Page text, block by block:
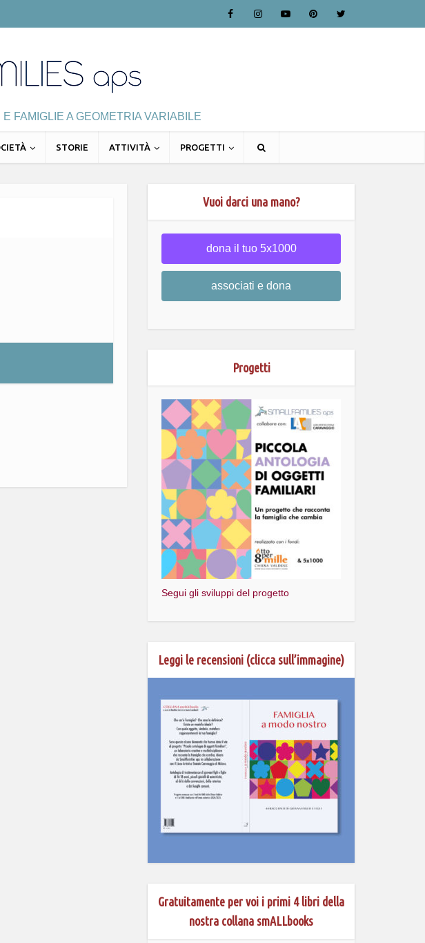
FAMIGLIE A GEOMETRIA VARIABILE
STORIE ATTIVITÀ PROGETTI
Vuoi darci una mano?
dona il tuo 5x1000
associati e dona
Progetti
Segui gli sviluppi del progetto
Leggi le recensioni (clicca sull’immagine)
Gratuitamente per voi i primi 4 libri della
nostra collana smALLbooks